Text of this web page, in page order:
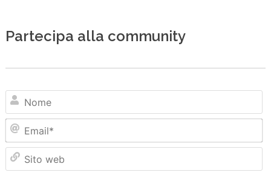
Partecipa alla community